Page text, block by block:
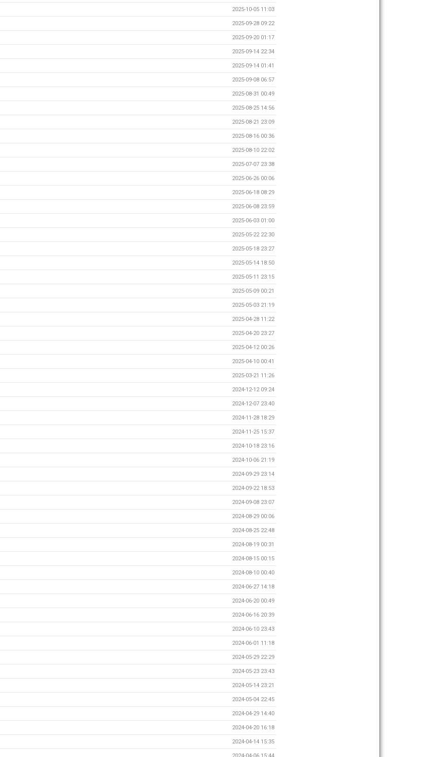
2025-10-05 11:03
2025-09-28 09:22
2025-09-20 01:17
2025-09-14 22:34
2025-09-14 01:41
2025-09-08 06:57
2025-08-31 00:49
2025-08-25 14:56
2025-08-21 23:09
2025-08-16 00:36
2025-08-10 22:02
2025-07-07 23:38
2025-06-26 00:06
2025-06-18 08:29
2025-06-08 23:59
2025-06-03 01:00
2025-05-22 22:30
2025-05-18 23:27
2025-05-14 18:50
2025-05-11 23:15
2025-05-09 00:21
2025-05-03 21:19
2025-04-28 11:22
2025-04-20 23:27
2025-04-12 00:26
2025-04-10 00:41
2025-03-21 11:26
2024-12-12 09:24
2024-12-07 23:40
2024-11-28 18:29
2024-11-25 15:37
2024-10-18 23:16
2024-10-06 21:19
2024-09-29 23:14
2024-09-22 18:53
2024-09-08 23:07
2024-08-29 00:06
2024-08-25 22:48
2024-08-19 00:31
2024-08-15 00:15
2024-08-10 00:40
2024-06-27 14:18
2024-06-20 00:49
2024-06-16 20:39
2024-06-10 23:43
2024-06-01 11:18
2024-05-29 22:29
2024-05-23 23:43
2024-05-14 23:21
2024-05-04 22:45
2024-04-29 14:40
2024-04-20 16:18
2024-04-14 15:35